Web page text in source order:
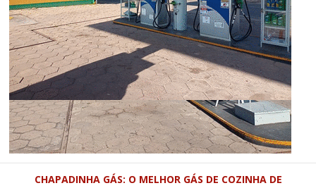
CHAPADINHA GÁS: O MELHOR GÁS DE COZINHA DE